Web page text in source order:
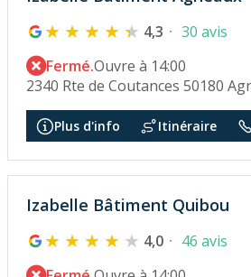
4,3
30 avis
Fermé.Ouvre à 14:00
2340 Rte de Coutances 50180
Plus d'info Itinéraire
Izabelle Bâtiment Quibou
4,0
46 avis